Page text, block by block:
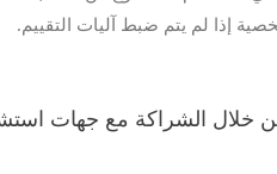
إذا لم يتم ضبط آليات التقييم.
خلال الشراكة مع جهات